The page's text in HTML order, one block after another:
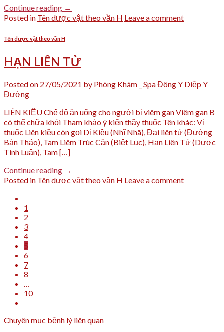
Continue reading →
Posted in Tên dược vật theo vần H Leave a comment
Tên dược vật theo vần H
HẠN LIÊN TỬ
Posted on 27/05/2021 by Phòng Khám _ Spa Đông Y Diệp Y
Đường
LIÊN KIỀU Chế độ ăn uống cho người bị viêm gan Viêm gan B
có thể chữa khỏi Tham khảo ý kiến thầy thuốc Tên khác: Vị
thuốc Liên kiều còn gọi Dị Kiều (Nhĩ Nhã), Đại liên tử (Đường
Bản Thảo), Tam Liêm Trúc Căn (Biệt Lục), Hạn Liên Tử (Dược
Tính Luận), Tam […]
Continue reading →
Posted in Tên dược vật theo vần H Leave a comment
1
2
3
4
5
6
7
8
…
10
Chuyên mục bệnh lý liên quan